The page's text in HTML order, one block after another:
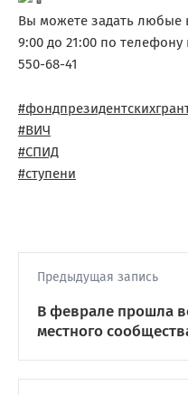
Вы можете задать
9:00 до 21:00 по
550-68-41
#ВИЧ
#СПИД
#ступени
Предыдущая запись
В феврале прошла
местного